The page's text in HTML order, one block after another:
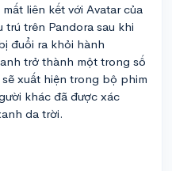
liên kết với Avatar của
trên Pandora sau khi
đuổi ra khỏi hành
trở thành một trong số
xuất hiện trong bộ phim
khác đã được xác
da trời.